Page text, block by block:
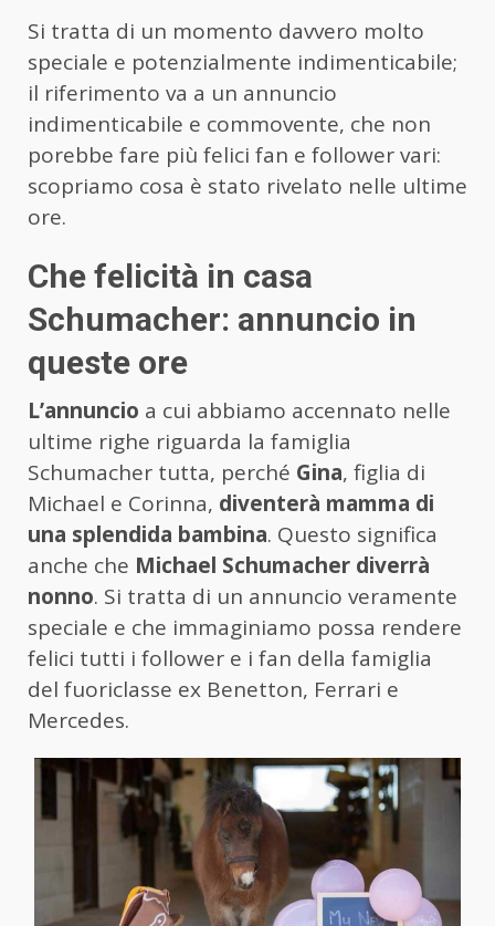
Si tratta di un momento davvero molto
speciale e potenzialmente indimenticabile;
il riferimento va a un annuncio
indimenticabile e commovente, che non
porebbe fare più felici fan e follower vari:
scopriamo cosa è stato rivelato nelle ultime
ore.
Che felicità in casa
Schumacher: annuncio in
queste ore
L’annuncio a cui abbiamo accennato nelle
ultime righe riguarda la famiglia
Schumacher tutta, perché Gina, figlia di
Michael e Corinna, diventerà mamma di
una splendida bambina. Questo significa
anche che Michael Schumacher diverrà
nonno. Si tratta di un annuncio veramente
speciale e che immaginiamo possa rendere
felici tutti i follower e i fan della famiglia
del fuoriclasse ex Benetton, Ferrari e
Mercedes.